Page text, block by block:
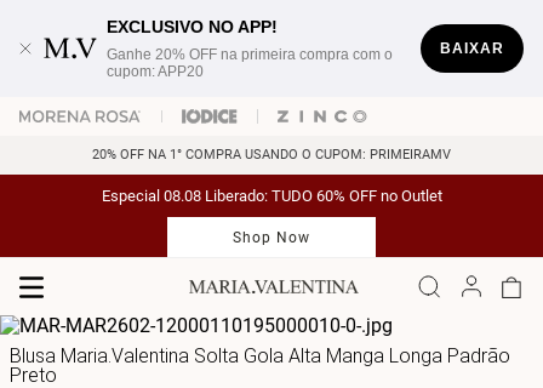
EXCLUSIVO NO APP!
Ganhe 20% OFF na primeira compra com o
cupom: APP20
BAIXAR
20% OFF NA 1° COMPRA USANDO O CUPOM: PRIMEIRAMV
Especial 08.08 Liberado: TUDO 60% OFF no Outlet
Shop Now
Blusa Maria.Valentina Solta Gola Alta Manga Longa Padrão
Preto